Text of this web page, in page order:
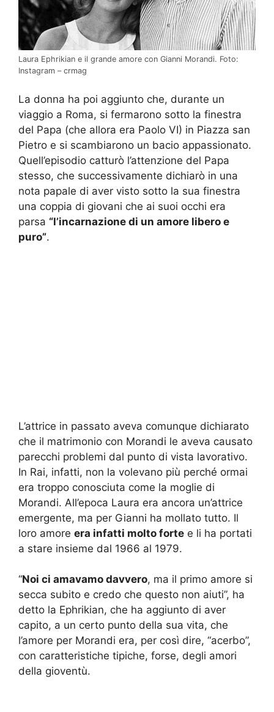
Laura Ephrikian e il grande amore con Gianni Morandi. Foto:
Instagram – crmag
La donna ha poi aggiunto che, durante un
viaggio a Roma, si fermarono sotto la finestra
del Papa (che allora era Paolo VI) in Piazza san
Pietro e si scambiarono un bacio appassionato.
Quell’episodio catturò l’attenzione del Papa
stesso, che successivamente dichiarò in una
nota papale di aver visto sotto la sua finestra
una coppia di giovani che ai suoi occhi era
parsa “l’incarnazione di un amore libero e
puro”.
L’attrice in passato aveva comunque dichiarato
che il matrimonio con Morandi le aveva causato
parecchi problemi dal punto di vista lavorativo.
In Rai, infatti, non la volevano più perché ormai
era troppo conosciuta come la moglie di
Morandi. All’epoca Laura era ancora un’attrice
emergente, ma per Gianni ha mollato tutto. Il
loro amore era infatti molto forte e li ha portati
a stare insieme dal 1966 al 1979.
“Noi ci amavamo davvero, ma il primo amore si
secca subito e credo che questo non aiuti”, ha
detto la Ephrikian, che ha aggiunto di aver
capito, a un certo punto della sua vita, che
l’amore per Morandi era, per così dire, “acerbo”,
con caratteristiche tipiche, forse, degli amori
della gioventù.